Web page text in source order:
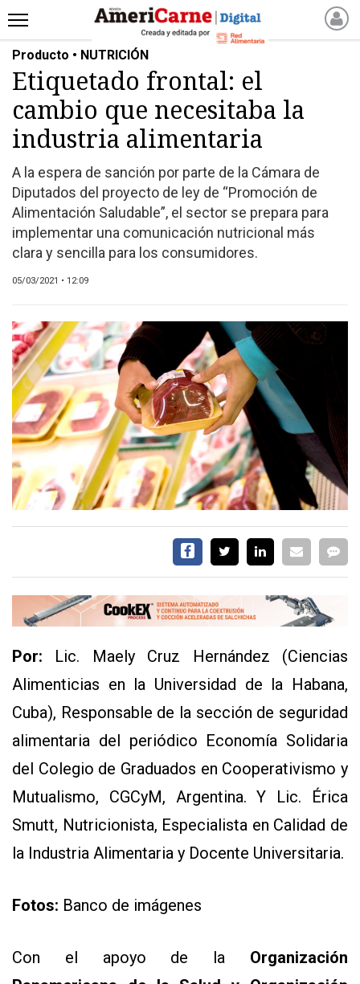
INICIO
NOTICIAS RECIENTES
NOTICIAS
ARTICULOS
PROCESO
PRODUCTO
NUEVOS PRODUCTOS
MARKETPLACE
REVISTAS
CATÁLOGO DE CORTES
DE CARNE VACUNA
EVENTOS Y
CAPACITACIONES
DIRECTORIO
CALENDARIO
MEDIA KIT
TEMAS DESTACADOS
AGRO
PREMIO
SERVICIOS
TÉRMINOS
DE
PRIVACIDAD
Producto • NUTRICIÓN
Etiquetado frontal: el
cambio que necesitaba la
industria alimentaria
A la espera de sanción por parte de la Cámara de
Diputados del proyecto de ley de “Promoción de
Alimentación Saludable”, el sector se prepara para
implementar una comunicación nutricional más
clara y sencilla para los consumidores.
05/03/2021 • 12:09
Por: Lic. Maely Cruz Hernández (Ciencias
Alimenticias en la Universidad de la Habana,
Cuba), Responsable de la sección de seguridad
alimentaria del periódico Economía Solidaria
del Colegio de Graduados en Cooperativismo y
Mutualismo, CGCyM, Argentina. Y Lic. Érica
Smutt, Nutricionista, Especialista en Calidad de
la Industria Alimentaria y Docente Universitaria.
Fotos: Banco de imágenes
Con el apoyo de la Organización